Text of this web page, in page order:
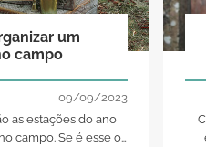
um
campo
09/09/2023
as estações do ano
campo. Se é esse o